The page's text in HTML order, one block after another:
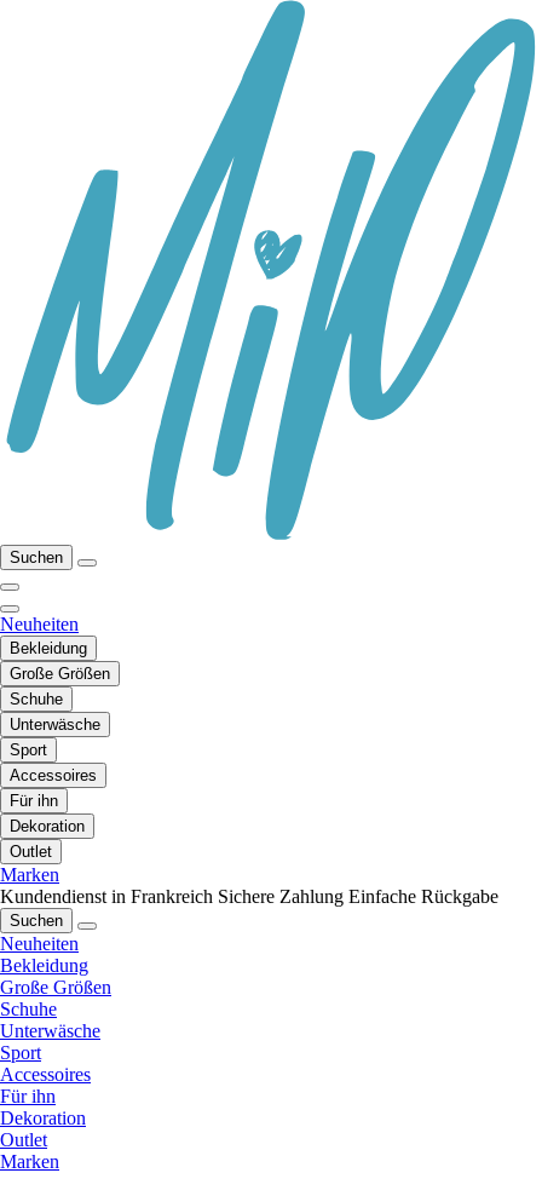
Suchen
Neuheiten
Bekleidung
Große Größen
Schuhe
Unterwäsche
Sport
Accessoires
Für ihn
Dekoration
Outlet
Marken
Kundendienst in Frankreich Sichere Zahlung Einfache Rückgabe
Suchen
Neuheiten
Bekleidung
Große Größen
Schuhe
Unterwäsche
Sport
Accessoires
Für ihn
Dekoration
Outlet
Marken